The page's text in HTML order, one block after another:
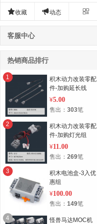
收藏 动态 
客服中心
热销商品排行
1
积木动力改装零配
件-加购延长线
¥5.00
售出： 303笔
2
积木动力改装零配
件-加购灯光组
¥11.00
售出： 269笔
3
积木电池盒-3入优
惠组
¥100.00
售出： 149笔
4
怪兽马达MOC机